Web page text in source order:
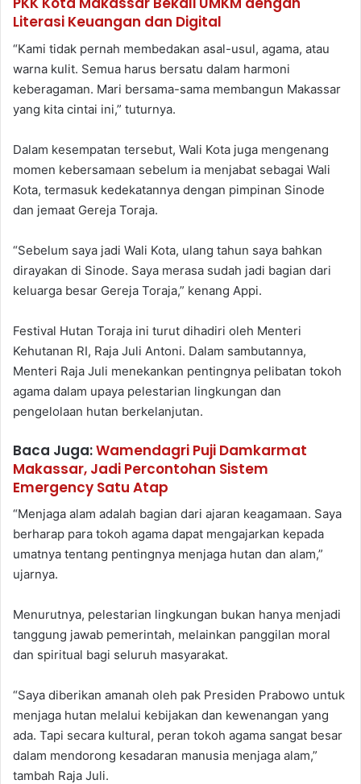
Literasi Keuangan dan Digital
“Kami tidak pernah membedakan asal-usul, agama, atau
warna kulit. Semua harus bersatu dalam harmoni
keberagaman. Mari bersama-sama membangun Makassar
yang kita cintai ini,” tuturnya.
Dalam kesempatan tersebut, Wali Kota juga mengenang
momen kebersamaan sebelum ia menjabat sebagai Wali
Kota, termasuk kedekatannya dengan pimpinan Sinode
dan jemaat Gereja Toraja.
“Sebelum saya jadi Wali Kota, ulang tahun saya bahkan
dirayakan di Sinode. Saya merasa sudah jadi bagian dari
keluarga besar Gereja Toraja,” kenang Appi.
Festival Hutan Toraja ini turut dihadiri oleh Menteri
Kehutanan RI, Raja Juli Antoni. Dalam sambutannya,
Menteri Raja Juli menekankan pentingnya pelibatan tokoh
agama dalam upaya pelestarian lingkungan dan
pengelolaan hutan berkelanjutan.
Baca Juga:Wamendagri Puji Damkarmat
Makassar, Jadi Percontohan Sistem
Emergency Satu Atap
“Menjaga alam adalah bagian dari ajaran keagamaan. Saya
berharap para tokoh agama dapat mengajarkan kepada
umatnya tentang pentingnya menjaga hutan dan alam,”
ujarnya.
Menurutnya, pelestarian lingkungan bukan hanya menjadi
tanggung jawab pemerintah, melainkan panggilan moral
dan spiritual bagi seluruh masyarakat.
“Saya diberikan amanah oleh pak Presiden Prabowo untuk
menjaga hutan melalui kebijakan dan kewenangan yang
ada. Tapi secara kultural, peran tokoh agama sangat besar
dalam mendorong kesadaran manusia menjaga alam,”
tambah Raja Juli.